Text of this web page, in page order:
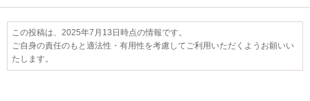
この投稿は、2025年7月13日時点の情報です。
ご自身の責任のもと適法性・有用性を考慮してご利用いただくようお願いい
たします。